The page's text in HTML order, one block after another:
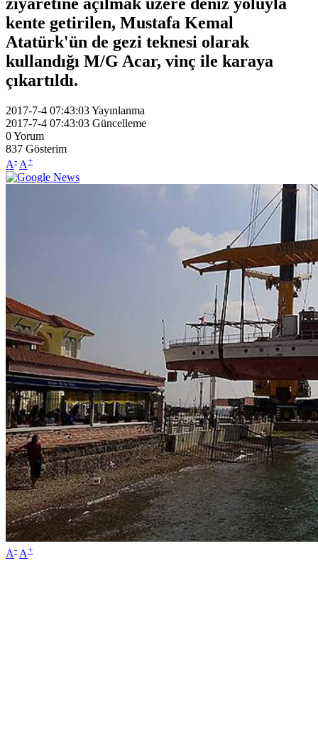
kente getirilen, Mustafa Kemal
Atatürk'ün de gezi teknesi olarak
kullandığı M/G Acar, vinç ile karaya
çıkartıldı.
2017-7-4 07:43:03Yayınlanma
2017-7-4 07:43:03 Güncelleme
0Yorum
837 Gösterim
A- A+
A- A+